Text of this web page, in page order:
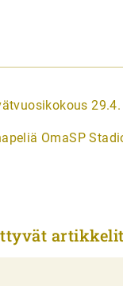
29.4.
OmaSP
artikkelit